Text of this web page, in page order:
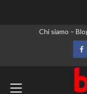
Chi siamo –